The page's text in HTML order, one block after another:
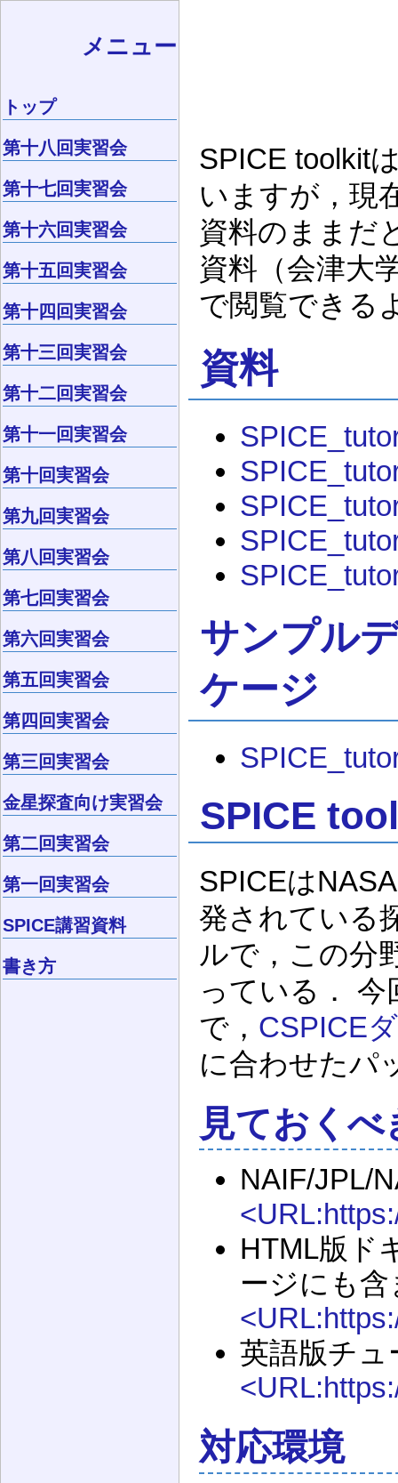
SPICE toolkit
いますが，現
資料のままだ
資料（会津大
で閲覧できる
資料
サンプル
ケージ
SPICE
SPICEは
発されている
ルで，この分
っている．
で， CSPICE
に合わせたパ
見ておく
NAIF/JPL/
HTML版ド
ージにも
英語版チ
対応環境
メニュー
トップ
第十八回実習会
第十七回実習会
第十六回実習会
第十五回実習会
第十四回実習会
第十三回実習会
第十二回実習会
第十一回実習会
第十回実習会
第九回実習会
第八回実習会
第七回実習会
第六回実習会
第五回実習会
第四回実習会
第三回実習会
金星探査向け実習会
第二回実習会
第一回実習会
SPICE講習資料
書き方